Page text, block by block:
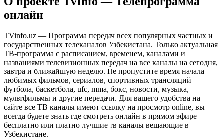
онлайн
TVinfo.uz — Программа передач всех популярных частных и
государственных телеканалов Узбекистана. Только актуальная
ТВ-программа с расписанием, временем, каналами и
названиями телевизионных передач на все каналы на сегодня,
завтра и ближайшую неделю. Не пропустите время начала
любимых фильмов, сериалов, спортивных трансляций
футбола, баскетбола, ufc, mma, бокс, новости, музыка,
мультфильмы и другие передачи. Для вашего удобства на
сайте все ТВ каналы имеют ссылку на просмотр online, вы
всегда будете знать где смотреть онлайн в прямом эфире
бесплатно или платно лучшие тв каналы вещающие в
Узбекистане.